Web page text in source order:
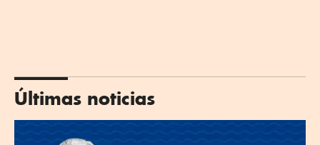
Últimas noticias